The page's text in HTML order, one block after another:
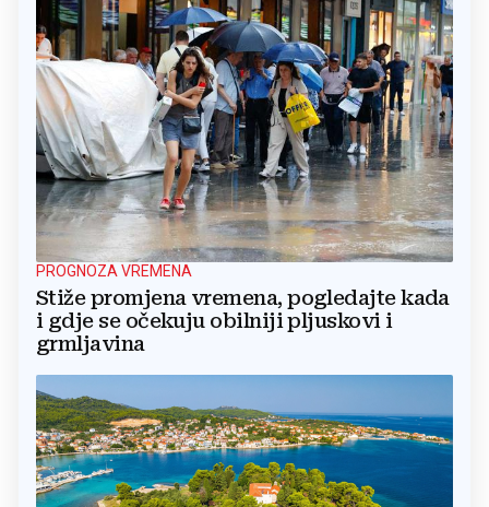
PROGNOZA VREMENA
Stiže promjena vremena, pogledajte kada
i gdje se očekuju obilniji pljuskovi i
grmljavina